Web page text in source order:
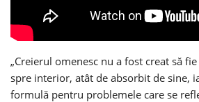
„Creierul omenesc nu a fost creat să
spre interior, atât de absorbit de sine,
formulă pentru problemele care se